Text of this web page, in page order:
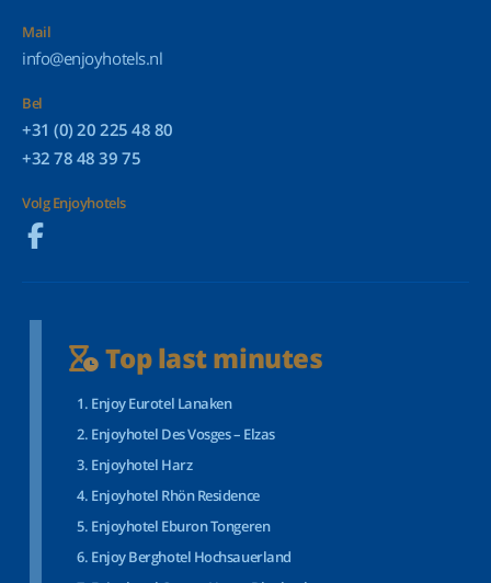
Mail
info@enjoyhotels.nl
Bel
+31 (0) 20 225 48 80
+32 78 48 39 75
Volg Enjoyhotels
Top last minutes
Enjoy Eurotel Lanaken
Enjoyhotel Des Vosges – Elzas
Enjoyhotel Harz
Enjoyhotel Rhön Residence
Enjoyhotel Eburon Tongeren
Enjoy Berghotel Hochsauerland